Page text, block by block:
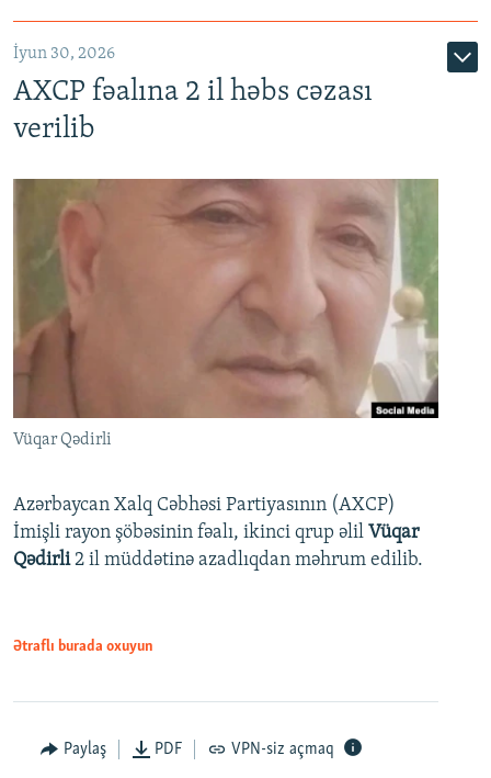
İyun 30, 2026
AXCP fəalına 2 il həbs cəzası
verilib
Vüqar Qədirli
Azərbaycan Xalq Cəbhəsi Partiyasının (AXCP)
İmişli rayon şöbəsinin fəalı, ikinci qrup əlil Vüqar
Qədirli2 il müddətinə azadlıqdan məhrum edilib.
Ətraflı burada oxuyun
Paylaş PDF VPN-siz açmaq